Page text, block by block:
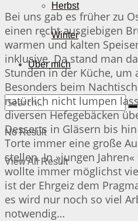
Herbst
Winter
Über mich
No Result
View All Result
Bei uns gab es früher zu
einen recht ausgiebigen
warmen und kalten
inklusive. Da stand man
Stunden in der Küche, um
Besonders beim
natürlich nicht lumpen
diversen Hefegebäcken
Desserts in Gläsern bis
Torte immer eine große
stellen. In »jungen
wollte immer möglichst
ist der Ehrgeiz dem
es wird nur noch so viel
notwendig…